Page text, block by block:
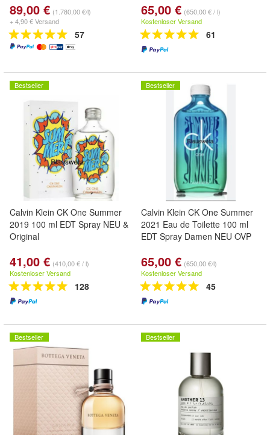
89,00 € (1.780,00 €/l)
+ 4,90 € Versand
57
65,00 € (650,00 € / l)
Kostenloser Versand
61
Bestseller
Calvin Klein CK One Summer
2019 100 ml EDT Spray NEU &
Original
41,00 € (410,00 € / l)
Kostenloser Versand
128
Bestseller
Calvin Klein CK One Summer
2021 Eau de Toilette 100 ml
EDT Spray Damen NEU OVP
65,00 € (650,00 €/l)
Kostenloser Versand
45
Bestseller Bestseller